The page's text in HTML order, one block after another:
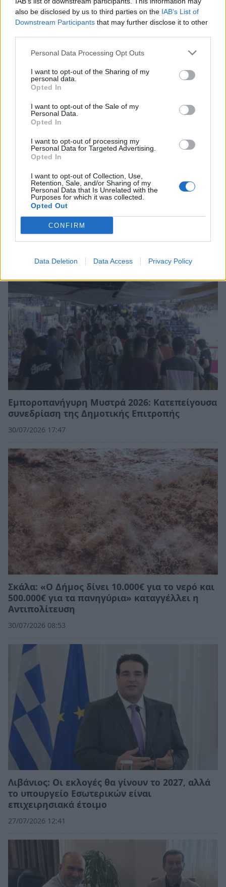
also be disclosed by us to third parties on the IAB’s List of
Downstream Participants that may further disclose it to other
Personal Data Processing Opt Outs
I want to opt-out of the Sharing of my
personal data.
Opted In
I want to opt-out of the Sale of my
Personal Data.
Opted In
I want to opt-out of processing my
Personal Data for Targeted Advertising.
Opted In
I want to opt-out of Collection, Use,
Retention, Sale, and/or Sharing of my
Personal Data that Is Unrelated with the
Purposes for which it was collected.
Opted Out
CONFIRM
Data Deletion Data Access Privacy Policy
Λακωνία: Ο Δημήτρης Μανιατάκος ακούει
Δήμος Ευρώτα: Σκουριά και φθορά η
αμείλικτη πραγματικότητα…
04/08/2026 09:07
Εμποροπανήγυρη Μυστρά 2026: Κατεπείγουσα
συνεδρίαση της Δημοτικής Επιτροπής
30/07/2026 17:47
Σκάλα: «Ο Δήμος δίνει 10.000€ για το νερό και
500.000€ για τα πανηγύρια» καταγγέλλει η
Αντιπολίτευση
30/07/2026 08:53
Λιβάνιος: Οι εκλογές θα γίνουν το 2027, αλλά
το υπουργείο Εσωτερικών είναι
επιχειρησιακά έτοιμο
27/07/2026 12:41